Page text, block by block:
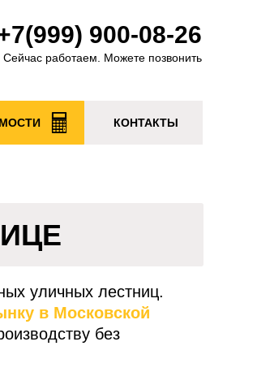
900-08-26
Сейчас работаем. Можете позвонить
КОНТАКТЫ
уличных лестниц.
в Московской
без